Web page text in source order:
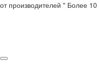
производителей " Более